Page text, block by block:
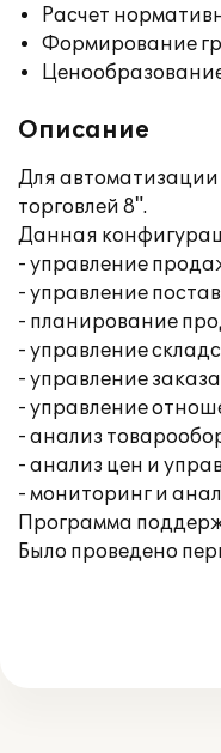
Расчет
Формирование
Описание
Для автоматизации
торговлей 8".
Данная
- управление
- управление
- планирование
- управление
- управление
- управление
- анализ
- анализ цен и
- мониторинг и
Программа
Было проведено